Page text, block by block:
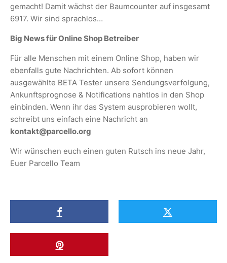
gemacht! Damit wächst der Baumcounter auf insgesamt
6917. Wir sind sprachlos…
Big News für Online Shop Betreiber
Für alle Menschen mit einem Online Shop, haben wir
ebenfalls gute Nachrichten. Ab sofort können
ausgewählte BETA Tester unsere Sendungsverfolgung,
Ankunftsprognose & Notifications nahtlos in den Shop
einbinden. Wenn ihr das System ausprobieren wollt,
schreibt uns einfach eine Nachricht an
kontakt@parcello.org
Wir wünschen euch einen guten Rutsch ins neue Jahr,
Euer Parcello Team